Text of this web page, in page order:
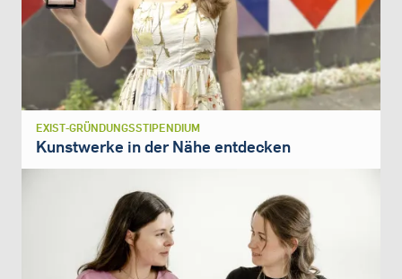
EXIST-GRÜNDUNGSSTIPENDIUM
Kunstwerke in der Nähe entdecken